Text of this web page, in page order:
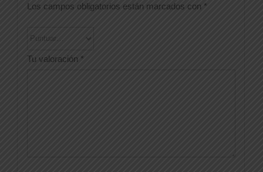
Los campos obligatorios están marcados con *
Tu valoración *